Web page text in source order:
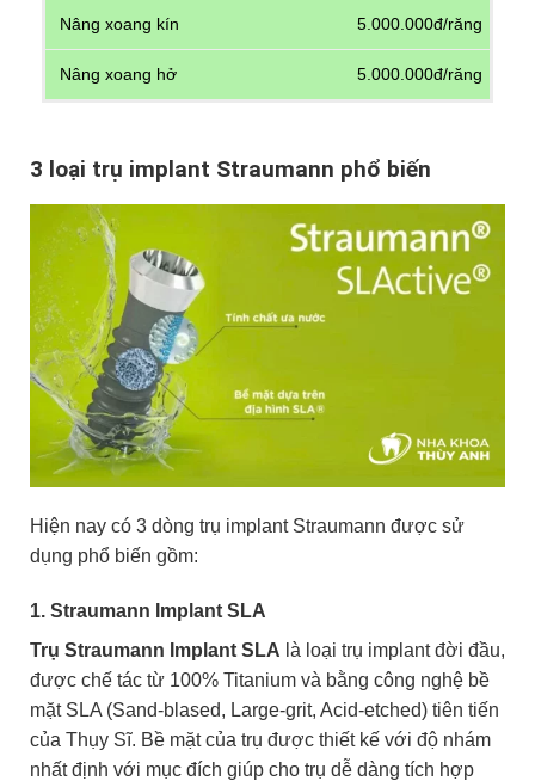
Nâng xoang kín 5.000.000đ/răng
Nâng xoang hở 5.000.000đ/răng
3 loại trụ implant Straumann phổ biến
Hiện nay có 3 dòng trụ implant Straumann được sử
dụng phổ biến gồm:
1. Straumann Implant SLA
Trụ Straumann Implant SLA là loại trụ implant đời đầu,
được chế tác từ 100% Titanium và bằng công nghệ bề
mặt SLA (Sand-blased, Large-grit, Acid-etched) tiên tiến
của Thụy Sĩ. Bề mặt của trụ được thiết kế với độ nhám
nhất định với mục đích giúp cho trụ dễ dàng tích hợp